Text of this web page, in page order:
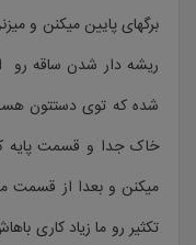
برگهای پایین میکنن و
ریشه دار شدن ساقه رو
شده که توی دستتون
خاک جدا و قسمت پایه
میکنن و بعدا از قسمت
تکثیر رو ما زیاد کاری